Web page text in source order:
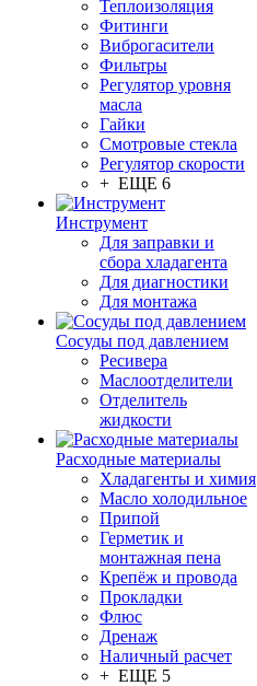
Теплоизоляция
Фитинги
Виброгасители
Фильтры
Регулятор уровня
масла
Гайки
Смотровые стекла
Регулятор скорости
+ ЕЩЕ 6
Инструмент
Для заправки и
сбора хладагента
Для диагностики
Для монтажа
Сосуды под давлением
Ресивера
Маслоотделители
Отделитель
жидкости
Расходные материалы
Хладагенты и химия
Масло холодильное
Припой
Герметик и
монтажная пена
Крепёж и провода
Прокладки
Флюс
Дренаж
Наличный расчет
+ ЕЩЕ 5